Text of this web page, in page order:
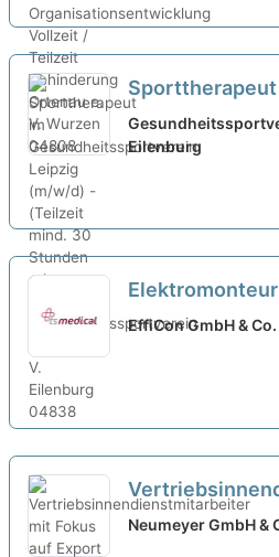
/ Teilzeit
Sporttherapeut
(m/w/d) -
Eilenburg
Vollzeit -
EffiCon GmbH &
mit Fokus auf
Neumeyer GmbH &